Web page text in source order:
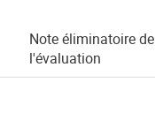
Note éliminatoire de
l'évaluation